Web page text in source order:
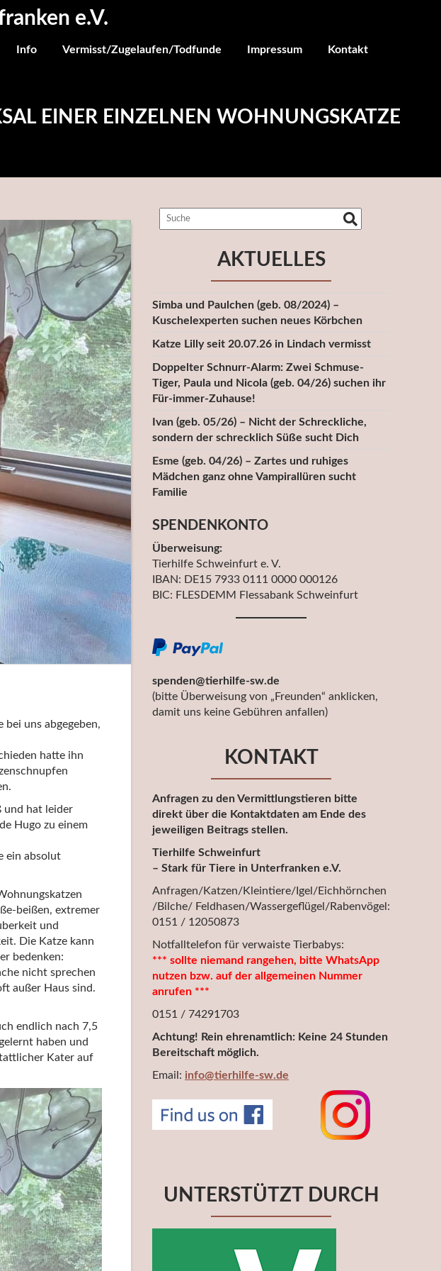
e.V.
Info Vermisst/Zugelaufen/Todfunde Impressum Kontakt
EINER EINZELNEN WOHNUNGSKATZE
uns abgegeben,
hatte ihn
und hat leider
Hugo zu einem
ein absolut
beißen, extremer
und
Die Katze kann
bedenken:
nicht sprechen
außer Haus sind.
endlich nach 7,5
haben und
Kater auf
AKTUELLES
Simba und Paulchen (geb. 08/2024) –
Kuschelexperten suchen neues Körbchen
Katze Lilly seit 20.07.26 in Lindach vermisst
Doppelter Schnurr-Alarm: Zwei Schmuse-
Tiger, Paula und Nicola (geb. 04/26) suchen ihr
Für-immer-Zuhause!
Ivan (geb. 05/26) – Nicht der Schreckliche,
sondern der schrecklich Süße sucht Dich
Esme (geb. 04/26) – Zartes und ruhiges
Mädchen ganz ohne Vampirallüren sucht
Familie
SPENDENKONTO
Überweisung:
Tierhilfe Schweinfurt e. V.
IBAN: DE15 7933 0111 0000 000126
BIC: FLESDEMM Flessabank Schweinfurt
spenden@tierhilfe-sw.de
(bitte Überweisung von „Freunden“ anklicken,
damit uns keine Gebühren anfallen)
KONTAKT
Anfragen zu den Vermittlungstieren bitte
direkt über die Kontaktdaten am Ende des
jeweiligen Beitrags stellen.
Tierhilfe Schweinfurt
– Stark für Tiere in Unterfranken e.V.
Anfragen/Katzen/Kleintiere/Igel/Eichhörnchen
/Bilche/ Feldhasen/Wassergeflügel/Rabenvögel:
0151 / 12050873
Notfalltelefon für verwaiste Tierbabys:
*** sollte niemand rangehen, bitte WhatsApp
nutzen bzw. auf der allgemeinen Nummer
anrufen ***
0151 / 74291703
Achtung! Rein ehrenamtlich: Keine 24 Stunden
Bereitschaft möglich.
Email: info@tierhilfe-sw.de
UNTERSTÜTZT DURCH